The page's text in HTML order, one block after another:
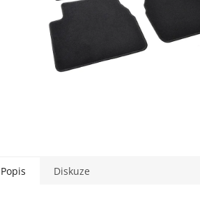
Popis Diskuze